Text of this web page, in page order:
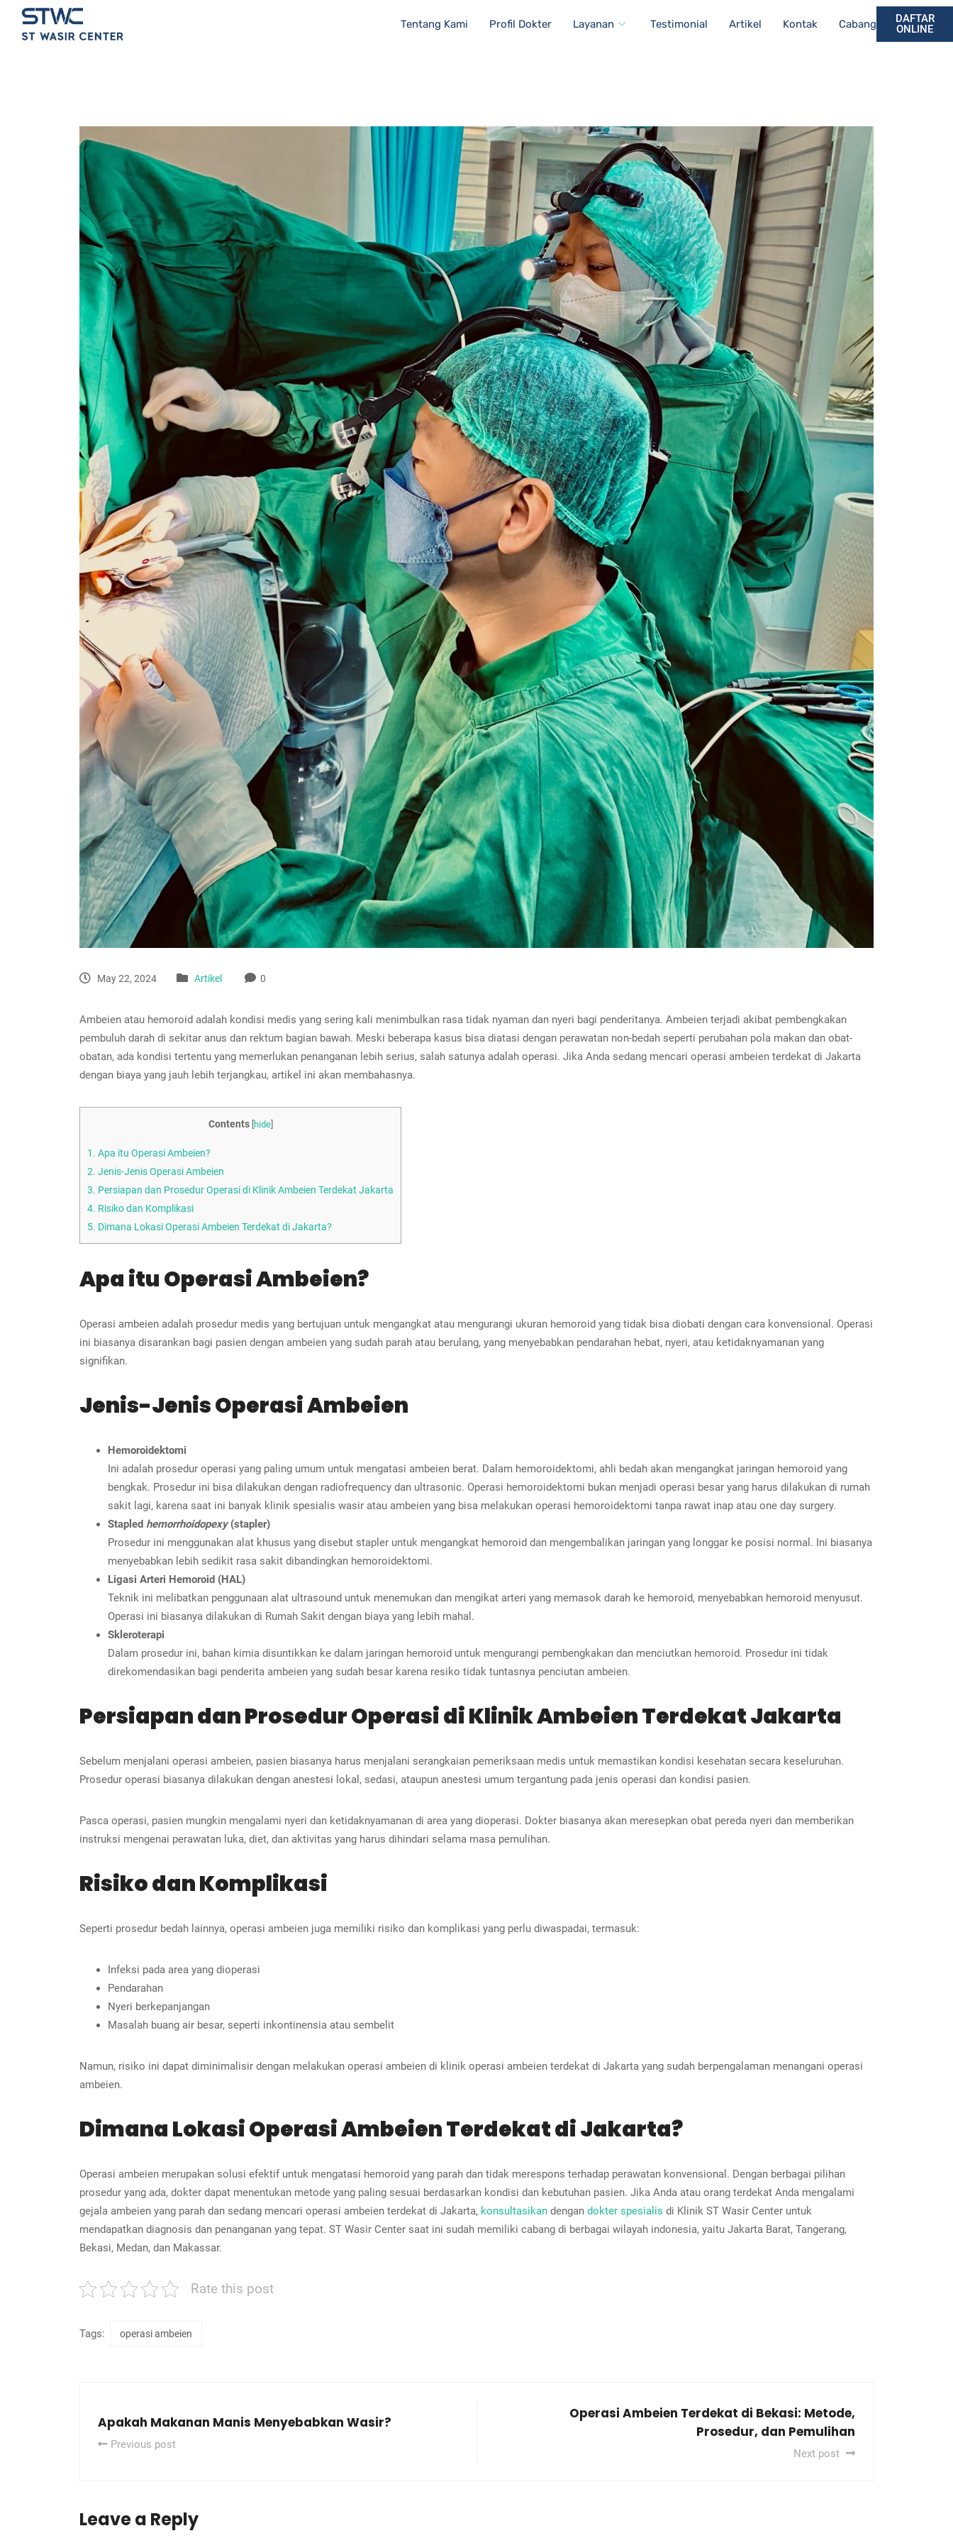
Tentang Kami Profil Dokter Layanan Testimonial Artikel Kontak Cabang
DAFTAR
ONLINE
May 22, 2024 Artikel 0
Ambeien atau hemoroid adalah kondisi medis yang sering kali menimbulkan rasa tidak nyaman dan nyeri bagi penderitanya. Ambeien terjadi akibat pembengkakan
pembuluh darah di sekitar anus dan rektum bagian bawah. Meski beberapa kasus bisa diatasi dengan perawatan non-bedah seperti perubahan pola makan dan obat-
obatan, ada kondisi tertentu yang memerlukan penanganan lebih serius, salah satunya adalah operasi. Jika Anda sedang mencari operasi ambeien terdekat di Jakarta
dengan biaya yang jauh lebih terjangkau, artikel ini akan membahasnya.
Contents hide]
1. Apa itu Operasi Ambeien?
2. Jenis-Jenis Operasi Ambeien
3. Persiapan dan Prosedur Operasi di Klinik Ambeien Terdekat Jakarta
4. Risiko dan Komplikasi
5. Dimana Lokasi Operasi Ambeien Terdekat di Jakarta?
Apa itu Operasi Ambeien?
Operasi ambeien adalah prosedur medis yang bertujuan untuk mengangkat atau mengurangi ukuran hemoroid yang tidak bisa diobati dengan cara konvensional. Operasi
ini biasanya disarankan bagi pasien dengan ambeien yang sudah parah atau berulang, yang menyebabkan pendarahan hebat, nyeri, atau ketidaknyamanan yang
signifikan.
Jenis-Jenis Operasi Ambeien
Hemoroidektomi
Ini adalah prosedur operasi yang paling umum untuk mengatasi ambeien berat. Dalam hemoroidektomi, ahli bedah akan mengangkat jaringan hemoroid yang
bengkak. Prosedur ini bisa dilakukan dengan radiofrequency dan ultrasonic. Operasi hemoroidektomi bukan menjadi operasi besar yang harus dilakukan di rumah
sakit lagi, karena saat ini banyak klinik spesialis wasir atau ambeien yang bisa melakukan operasi hemoroidektomi tanpa rawat inap atau one day surgery.
Stapled hemorrhoidopexy(stapler)
Prosedur ini menggunakan alat khusus yang disebut stapler untuk mengangkat hemoroid dan mengembalikan jaringan yang longgar ke posisi normal. Ini biasanya
menyebabkan lebih sedikit rasa sakit dibandingkan hemoroidektomi.
Ligasi Arteri Hemoroid (HAL)
Teknik ini melibatkan penggunaan alat ultrasound untuk menemukan dan mengikat arteri yang memasok darah ke hemoroid, menyebabkan hemoroid menyusut.
Operasi ini biasanya dilakukan di Rumah Sakit dengan biaya yang lebih mahal.
Skleroterapi
Dalam prosedur ini, bahan kimia disuntikkan ke dalam jaringan hemoroid untuk mengurangi pembengkakan dan menciutkan hemoroid. Prosedur ini tidak
direkomendasikan bagi penderita ambeien yang sudah besar karena resiko tidak tuntasnya penciutan ambeien.
Persiapan dan Prosedur Operasi di Klinik Ambeien Terdekat Jakarta
Sebelum menjalani operasi ambeien, pasien biasanya harus menjalani serangkaian pemeriksaan medis untuk memastikan kondisi kesehatan secara keseluruhan.
Prosedur operasi biasanya dilakukan dengan anestesi lokal, sedasi, ataupun anestesi umum tergantung pada jenis operasi dan kondisi pasien.
Pasca operasi, pasien mungkin mengalami nyeri dan ketidaknyamanan di area yang dioperasi. Dokter biasanya akan meresepkan obat pereda nyeri dan memberikan
instruksi mengenai perawatan luka, diet, dan aktivitas yang harus dihindari selama masa pemulihan.
Risiko dan Komplikasi
Seperti prosedur bedah lainnya, operasi ambeien juga memiliki risiko dan komplikasi yang perlu diwaspadai, termasuk:
Infeksi pada area yang dioperasi
Pendarahan
Nyeri berkepanjangan
Masalah buang air besar, seperti inkontinensia atau sembelit
Namun, risiko ini dapat diminimalisir dengan melakukan operasi ambeien di klinik operasi ambeien terdekat di Jakarta yang sudah berpengalaman menangani operasi
ambeien.
Dimana Lokasi Operasi Ambeien Terdekat di Jakarta?
Operasi ambeien merupakan solusi efektif untuk mengatasi hemoroid yang parah dan tidak merespons terhadap perawatan konvensional. Dengan berbagai pilihan
prosedur yang ada, dokter dapat menentukan metode yang paling sesuai berdasarkan kondisi dan kebutuhan pasien. Jika Anda atau orang terdekat Anda mengalami
gejala ambeien yang parah dan sedang mencari operasi ambeien terdekat di Jakarta, konsultasikan dengan dokter spesialis di Klinik ST Wasir Center untuk
mendapatkan diagnosis dan penanganan yang tepat. ST Wasir Center saat ini sudah memiliki cabang di berbagai wilayah indonesia, yaitu Jakarta Barat, Tangerang,
Bekasi, Medan, dan Makassar.
Rate this post
Tags: operasi ambeien
Apakah Makanan Manis Menyebabkan Wasir?
Previous post
Operasi Ambeien Terdekat di Bekasi: Metode,
Prosedur, dan Pemulihan
Next post
Leave a Reply